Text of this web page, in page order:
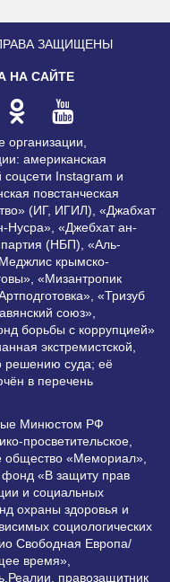
ЗАЩИЩЕНЫ
НА САЙТЕ
организации,
американская
Instagram и
повстанческая
(ИГ, ИГИЛ), «Джабхат
«Джебхат ан-
(НБП), «Аль-
крымско-
«Мизантропик
«Тризуб
союз»,
борьбы с коррупцией»
экстремистской,
решению суда; её
в перечень
Минюстом РФ
просветительское,
общество «Мемориал»,
«В защиту прав
и социальных
охраны здоровья и
социологических
Свободная Европа/
время»,
правозащитник